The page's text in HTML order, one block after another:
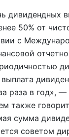
дивидендных
50% от
с
выплата
раза в год», —
также
сумма
советом